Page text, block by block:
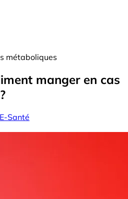
métaboliques
manger en cas
Santé